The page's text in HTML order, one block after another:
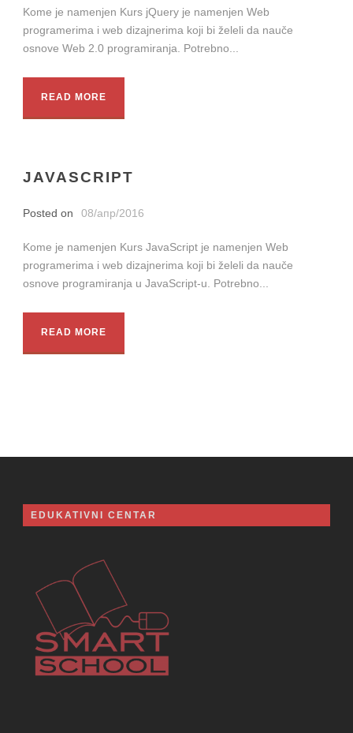
Kome je namenjen Kurs jQuery je namenjen Web
programerima i web dizajnerima koji bi želeli da nauče
osnove Web 2.0 programiranja. Potrebno...
READ MORE
JAVASCRIPT
Posted on 08/апр/2016
Kome je namenjen Kurs JavaScript je namenjen Web
programerima i web dizajnerima koji bi želeli da nauče
osnove programiranja u JavaScript-u. Potrebno...
READ MORE
EDUKATIVNI CENTAR